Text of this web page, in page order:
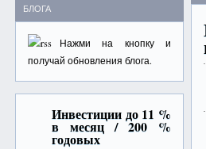
БЛОГА
Нажми на кнопкуи
получай обновления блога.
Инвестиции до 11 %
в месяц / 200 %
годовых